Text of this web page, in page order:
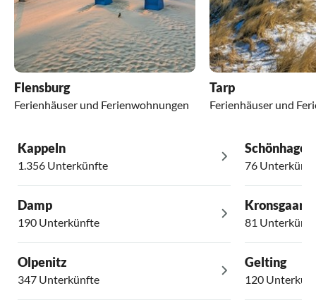
Flensburg
Ferienhäuser und Ferienwohnungen
Tarp
Ferienhäuser und
Kappeln
1.356 Unterkünfte
Damp
190 Unterkünfte
Olpenitz
347 Unterkünfte
Schönhagen
76
Kronsgaard
81
Gelting
120